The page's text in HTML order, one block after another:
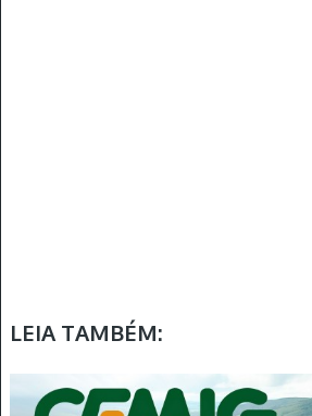
LEIA TAMBÉM: